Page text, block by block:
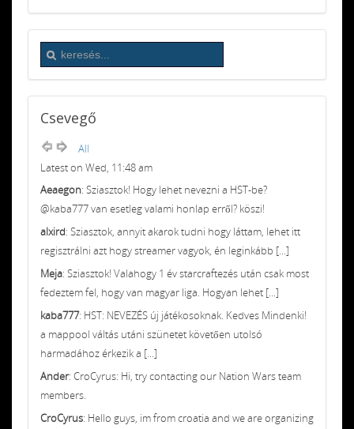
Csevegő
All
Latest on Wed, 11:48 am
Aeaegon: Sziasztok! Hogy lehet nevezni a HST-be?
@kaba777 van esetleg valami honlap erről? köszi!
alxird: Sziasztok, annyit akarok tudni hogy láttam, lehet itt
regisztrálni azt hogy streamer vagyok, én leginkább [...]
Meja: Sziasztok! Valahogy 1 év starcraftezés után csak most
fedeztem fel, hogy van magyar liga. Hogyan lehet [...]
kaba777: HST: NEVEZÉS új játékosoknak. Kedves Mindenki!
a mappool váltás utáni szünetet követően utolsó
harmadához érkezik a [...]
Ander: CroCyrus: Hi, try contacting our Nation Wars team
members.
CroCyrus: Hello guys, im from croatia and we are organizing